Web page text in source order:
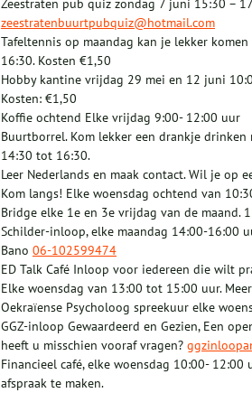
Zeestraten pub quiz zondag 7 juni 15:30 –
zeestratenbuurtpubquiz@hotmail.com
Tafeltennis op maandag kan je lekker
16:30. Kosten €1,50
Hobby kantine vrijdag 29 mei en 12 juni
Kosten: €1,50
Koffie ochtend Elke vrijdag 9:00- 12:00 uur
Buurtborrel. Kom lekker een drankje
14:30 tot 16:30.
Leer Nederlands en maak contact. Wil je op
Kom langs! Elke woensdag ochtend van
Bridge elke 1e en 3e vrijdag van de maand.
Schilder-inloop, elke maandag 14:00-16:00
Bano 06-102599474
ED Talk Café Inloop voor iedereen die wilt
Elke woensdag van 13:00 tot 15:00 uur.
Oekraïense Psycholoog spreekuur elke
GGZ-inloop Gewaardeerd en Gezien, Een
heeft u misschien vooraf vragen?
Financieel café, elke woensdag 10:00-
afspraak te maken.